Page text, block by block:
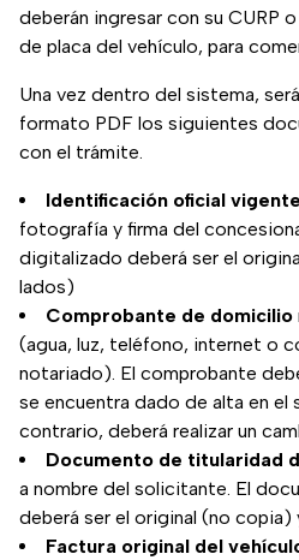
deberán ingresar con su CURP
de placa del vehículo, para
Una vez dentro del sistema,
formato PDF los siguientes
con el trámite.
Identificación oficial vigente
fotografía y firma del
digitalizado deberá ser el
lados)
Comprobante de domicilio
(agua, luz, teléfono, internet o
notariado). El comprobante
se encuentra dado de alta en el
contrario, deberá realizar un
Documento de titularidad
a nombre del solicitante. El
deberá ser el original (no copia)
Factura original del